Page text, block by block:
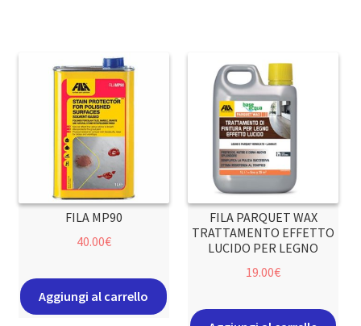
FILA MP90
40.00€
Aggiungi al carrello
FILA PARQUET WAX
TRATTAMENTO EFFETTO
LUCIDO PER LEGNO
19.00€